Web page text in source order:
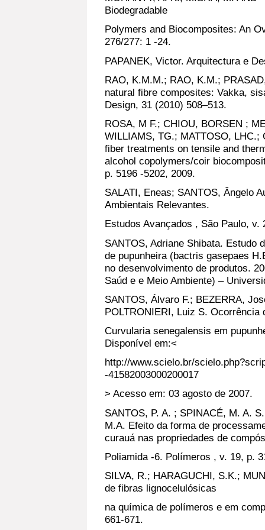
Biodegradable
Polymers and Biocomposites: An
276/277: 1 -24.
PAPANEK, Victor. Arquitectura e
RAO, K.M.M.; RAO, K.M.;
natural fibre composites: Vakka,
Design, 31 (2010) 508–513.
ROSA, M F.; CHIOU, BORSEN ;
WILLIAMS, TG.; MATTOSO,
fiber treatments on tensile and
alcohol copolymers/coir
p. 5196 -5202, 2009.
SALATI, Eneas; SANTOS, Ângelo
Ambientais Relevantes.
Estudos Avançados , São Paulo, v.
SANTOS, Adriane Shibata. Estudo
de pupunheira (bactris gasepaes
no desenvolvimento de produtos.
Saúd e e Meio Ambiente) –
SANTOS, Álvaro F.; BEZERRA,
POLTRONIERI, Luiz S. Ocorrência
Curvularia senegalensis em
Disponível em:<
http://www.scielo.br/
-41582003000200017
> Acesso em: 03 agosto de 2007.
SANTOS, P. A. ; SPINACÉ, M. A.
M.A. Efeito da forma de
curauá nas propriedades de
Poliamida -6. Polímeros , v. 19, p.
SILVA, R.; HARAGUCHI, S.K.;
de fibras lignocelulósicas
na química de polímeros e em
661-671.